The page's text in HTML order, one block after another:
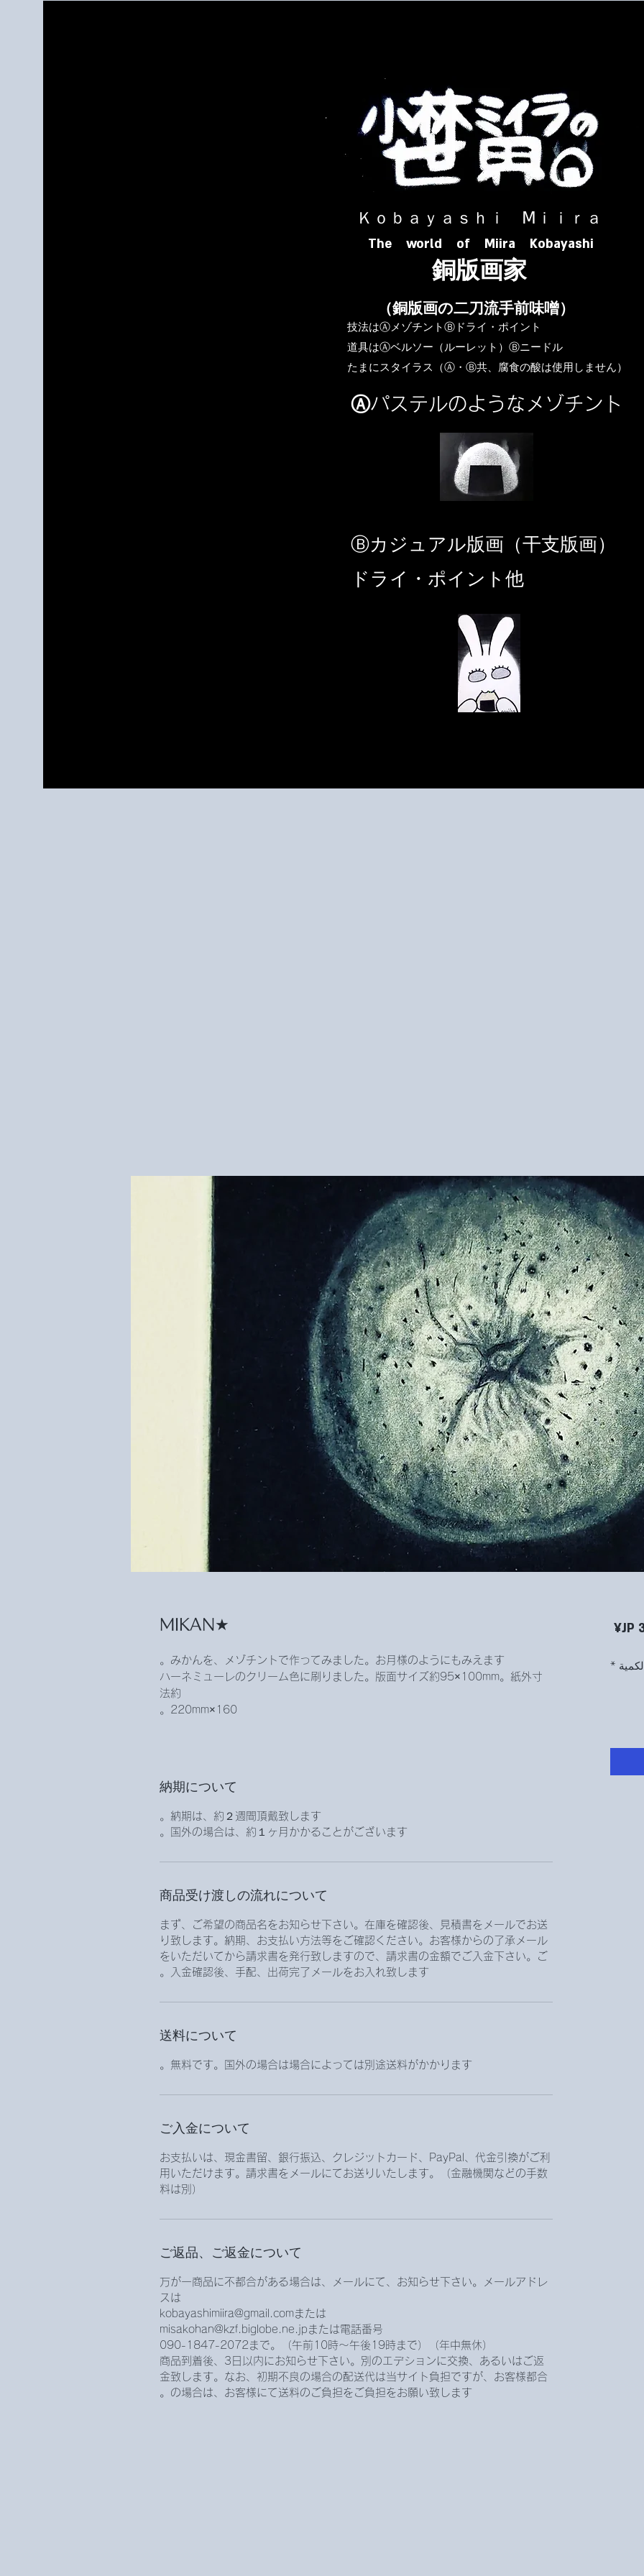
​ Ｋｏｂａｙａｓｈｉ Ⅿｉｉｒａ​
The world of Miira Kobayashi
​銅版画家
​（銅版画の二刀流手前味噌）
​技法はⒶメゾチントⒷドライ・ポイント
道具はⒶベルソー（ルーレット）Ⓑニードル
​たまにスタイラス（Ⓐ・Ⓑ共、腐食の酸は使用しません）
Ⓐパステルのようなメゾチント
​Ⓑカジュアル版画（干支版画）
ドライ・ポイント他
★MIKAN
みかんを、メゾチントで作ってみました。お月様のようにもみえます。
ハーネミューレのクリーム色に刷りました。版面サイズ約95×100mm。紙外寸
法約
160×220mm。
納期について
納期は、約２週間頂戴致します。
国外の場合は、約１ヶ月かかることがございます。
商品受け渡しの流れについて
まず、ご希望の商品名をお知らせ下さい。在庫を確認後、見積書をメールでお送
り致します。納期、お支払い方法等をご確認ください。お客様からの了承メール
をいただいてから請求書を発行致しますので、請求書の金額でご入金下さい。ご
入金確認後、手配、出荷完了メールをお入れ致します。
送料について
無料です。国外の場合は場合によっては別途送料がかかります。
ご入金について
お支払いは、現金書留、銀行振込、クレジットカード、PayPal、代金引換がご利
用いただけます。請求書をメールにてお送りいたします。（金融機関などの手数
料は別）
ご返品、ご返金について
万が一商品に不都合がある場合は、メールにて、お知らせ下さい。メールアドレ
スは
kobayashimiira@gmail.comまたは
misakohan@kzf.biglobe.ne.jpまたは電話番号
090-1847-2072まで。（午前10時〜午後19時まで）（年中無休）
商品到着後、3日以内にお知らせ下さい。別のエデションに交換、あるいはご返
金致します。なお、初期不良の場合の配送代は当サイト負担ですが、お客様都合
の場合は、お客様にて送料のご負担をご負担をお願い致します。
السعر
الكمية *